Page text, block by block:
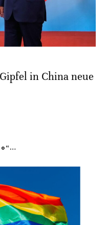
in China neue